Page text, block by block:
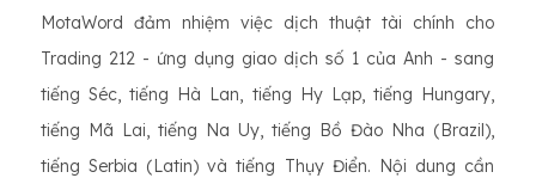
MotaWord đảm nhiệm việc dịch thuật tài chính cho
Trading 212 - ứng dụng giao dịch số 1 của Anh - sang
tiếng Séc, tiếng Hà Lan, tiếng Hy Lạp, tiếng Hungary,
tiếng Mã Lai, tiếng Na Uy, tiếng Bồ Đào Nha (Brazil),
tiếng Serbia (Latin) và tiếng Thụy Điển. Nội dung cần